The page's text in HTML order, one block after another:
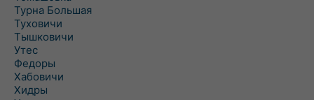
Турна Большая
Туховичи
Тышковичи
Утес
Федоры
Хабовичи
Хидры